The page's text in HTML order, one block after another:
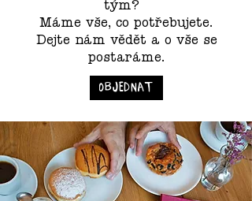
tým?
Máme vše, co potřebujete.
Dejte nám vědět a o vše se
postaráme.
objednat